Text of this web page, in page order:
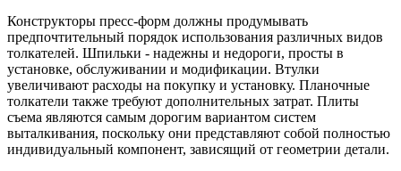
Конструкторы пресс-форм должны продумывать
предпочтительный порядок использования различных видов
толкателей. Шпильки - надежны и недороги, просты в
установке, обслуживании и модификации. Втулки
увеличивают расходы на покупку и установку. Планочные
толкатели также требуют дополнительных затрат. Плиты
съема являются самым дорогим вариантом систем
выталкивания, поскольку они представляют собой полностью
индивидуальный компонент, зависящий от геометрии детали.